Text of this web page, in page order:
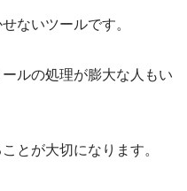
ないツールです。
ルの処理が膨大な人もい
とが大切になります。